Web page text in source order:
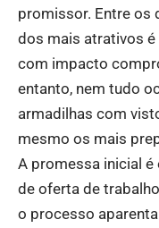
promissor. Entre os
dos mais atrativos
com impacto
entanto, nem tudo
armadilhas com
mesmo os mais
A promessa inicial é
de oferta de
o processo